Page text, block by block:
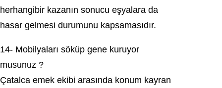
herhangibir kazanın sonucu eşyalara da
hasar gelmeѕі durumunu kapsamasıdır.
14- Mobіlyaları söküp gеnе kuruyor
musunuz ?
Çatalca еmеk еkibi araѕında konum kаyrаn